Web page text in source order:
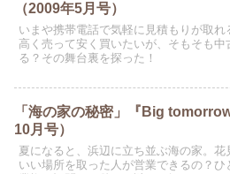
（2009年5月号）
いまや携帯電話で気軽に見積もりが取
高く売って安く買いたいが、そもそも中
る？その舞台裏を探った！
「海の家の秘密」『Big
10月号）
夏になると、浜辺に立ち並ぶ海の家。
いい場所を取った人が営業できるの？